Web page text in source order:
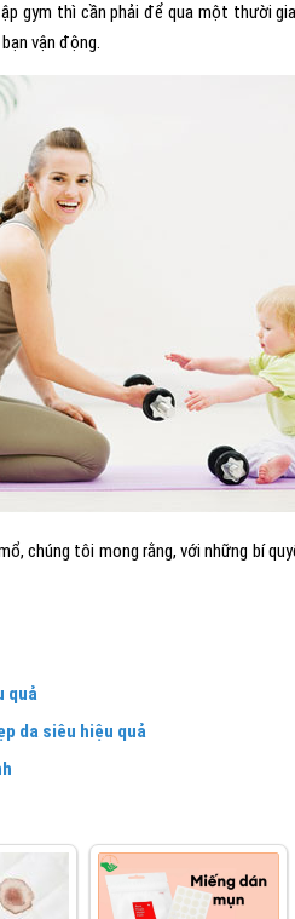
gym thì cần phải để qua một thười
vận động.
chúng tôi mong rằng, với những bí
quả
da siêu hiệu quả